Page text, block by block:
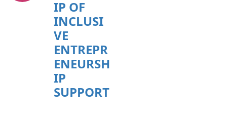
IP OF
INCLUSI
VE
ENTREPR
ENEURSH
IP
SUPPORT